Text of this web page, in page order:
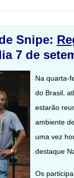
Snipe:
7 de
Na quarta-
do Brasil,
estarão
ambiente
uma vez
destaque
Os